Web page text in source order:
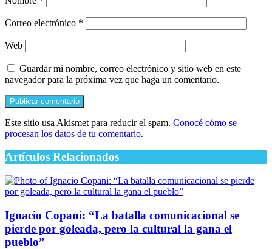
Correo electrónico *
Web
Guardar mi nombre, correo electrónico y sitio web en este
navegador para la próxima vez que haga un comentario.
Este sitio usa Akismet para reducir el spam. Conocé cómo se
procesan los datos de tu comentario.
Artículos Relacionados
Ignacio Copani: “La batalla comunicacional se
pierde por goleada, pero la cultural la gana el
pueblo”